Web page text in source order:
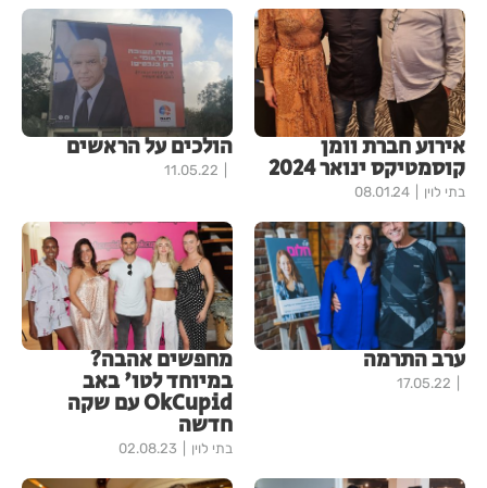
אירוע חברת וומן
קוסמטיקס ינואר 2024
בתי לוין 08.01.24
הולכים על הראשים
11.05.22
ערב התרמה
17.05.22
מחפשים אהבה?
במיוחד לטו' באב
OkCupid עם שקה
חדשה
בתי לוין 02.08.23